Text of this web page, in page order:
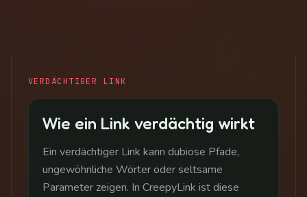
VERDÄCHTIGER LINK
Wie ein Link verdächtig wirkt
Ein verdächtiger Link kann dubiose Pfade,
ungewöhnliche Wörter oder seltsame
Parameter zeigen. In CreepyLink ist diese